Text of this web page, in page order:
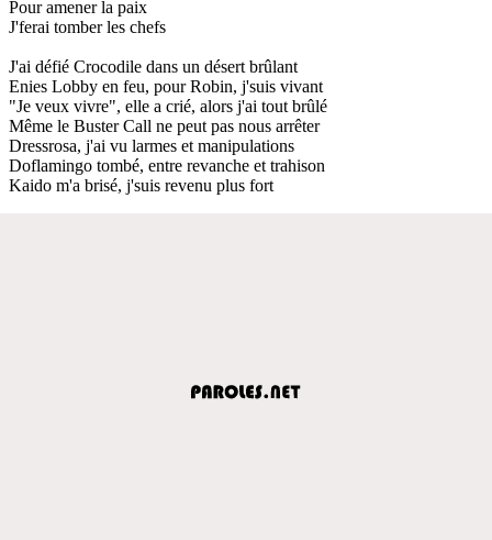
Pour amener la paix
J'ferai tomber les chefs
J'ai défié Crocodile dans un désert brûlant
Enies Lobby en feu, pour Robin, j'suis vivant
"Je veux vivre", elle a crié, alors j'ai tout brûlé
Même le Buster Call ne peut pas nous arrêter
Dressrosa, j'ai vu larmes et manipulations
Doflamingo tombé, entre revanche et trahison
Kaido m'a brisé, j'suis revenu plus fort